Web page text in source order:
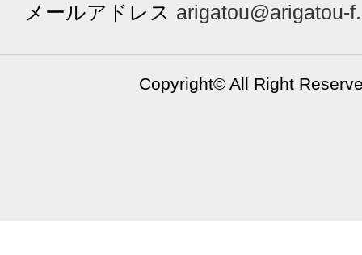
メールアドレス arigatou@arigatou-
Copyright© All Right